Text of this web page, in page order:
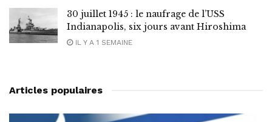
30 juillet 1945 : le naufrage de l’USS
Indianapolis, six jours avant Hiroshima
IL Y A 1 SEMAINE
Articles populaires